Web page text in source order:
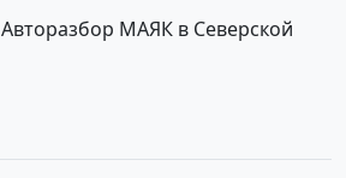
Авторазбор МАЯК в Северской